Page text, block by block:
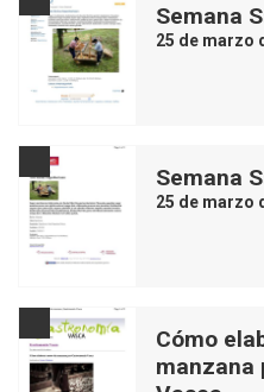
Semana
25 de marzo
Semana
25 de marzo
Cómo
manzana